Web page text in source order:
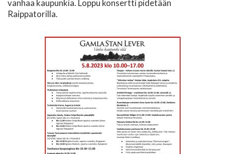
vanhaa kaupunkia. Loppu konsertti pidetään
Raippatorilla.